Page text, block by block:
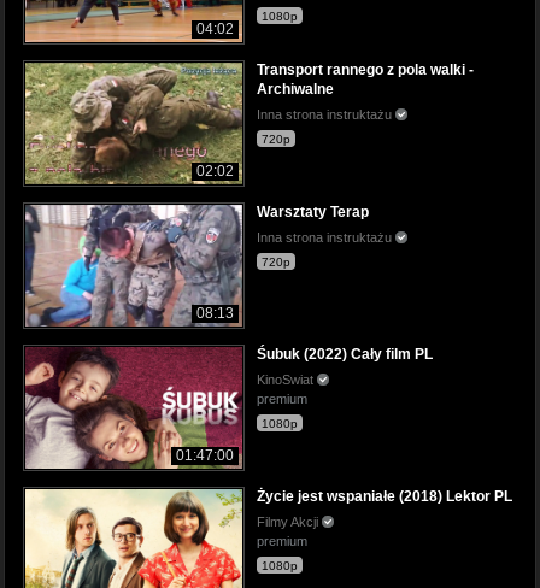
04:02
1080p
02:02
Transport rannego z pola walki -
Archiwalne
Inna strona instruktażu
720p
08:13
Warsztaty Terap
Inna strona instruktażu
720p
01:47:00
Śubuk (2022) Cały film PL
KinoSwiat
premium
1080p
Życie jest wspaniałe (2018) Lektor PL
Filmy Akcji
premium
1080p